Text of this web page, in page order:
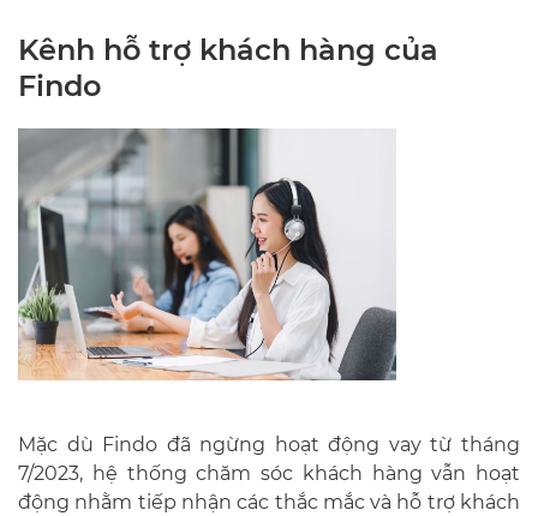
Kênh hỗ trợ khách hàng của
Findo
Mặc dù Findo đã ngừng hoạt động vay từ tháng
7/2023, hệ thống chăm sóc khách hàng vẫn hoạt
động nhằm tiếp nhận các thắc mắc và hỗ trợ khách